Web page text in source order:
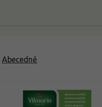
Abecedně